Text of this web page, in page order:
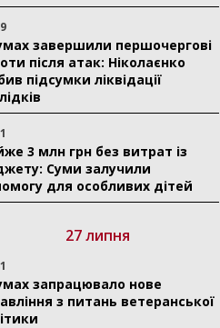
завершили першочергові
після атак: Ніколаєнко
підсумки ліквідації
3 млн грн без витрат із
Суми залучили
для особливих дітей
27 липня
запрацювало нове
з питань ветеранської